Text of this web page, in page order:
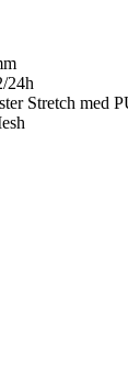
24h
Stretch med